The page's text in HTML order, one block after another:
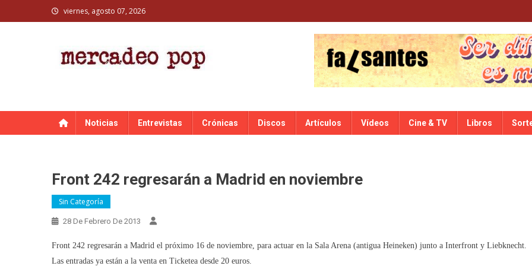
to
viernes, agosto 07, 2026
Noticias Entrevistas Crónicas Discos Artículos Vídeos Cine & TV Libros
Front 242 regresarán a Madrid en noviembre
Sin Categoría
28 De Febrero De 2013
Front 242 regresarán a Madrid el próximo 16 de noviembre, para actuar en la Sala Arena (antigua Heineken) junto a Interfront y Liebknecht.
Las entradas ya están a la venta en Ticketea desde 20 euros.